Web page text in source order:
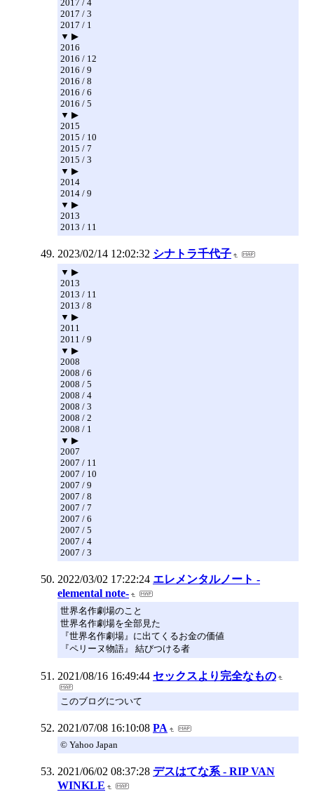
2017 / 4
2017 / 3
2017 / 1
▼ ▶
2016
2016 / 12
2016 / 9
2016 / 8
2016 / 6
2016 / 5
▼ ▶
2015
2015 / 10
2015 / 7
2015 / 3
▼ ▶
2014
2014 / 9
▼ ▶
2013
2013 / 11
2023/02/14 12:02:32 シナトラ千代子
▼ ▶
2013
2013 / 11
2013 / 8
▼ ▶
2011
2011 / 9
▼ ▶
2008
2008 / 6
2008 / 5
2008 / 4
2008 / 3
2008 / 2
2008 / 1
▼ ▶
2007
2007 / 11
2007 / 10
2007 / 9
2007 / 8
2007 / 7
2007 / 6
2007 / 5
2007 / 4
2007 / 3
2022/03/02 17:22:24 エレメンタルノート -
elemental note-
世界名作劇場のこと
世界名作劇場を全部見た
『世界名作劇場』に出てくるお金の価値
『ペリーヌ物語』 結びつける者
2021/08/16 16:49:44 セックスより完全なもの
このブログについて
2021/07/08 16:10:08 PA
© Yahoo Japan
2021/06/02 08:37:28 デスはてな系 - RIP VAN
WINKLE